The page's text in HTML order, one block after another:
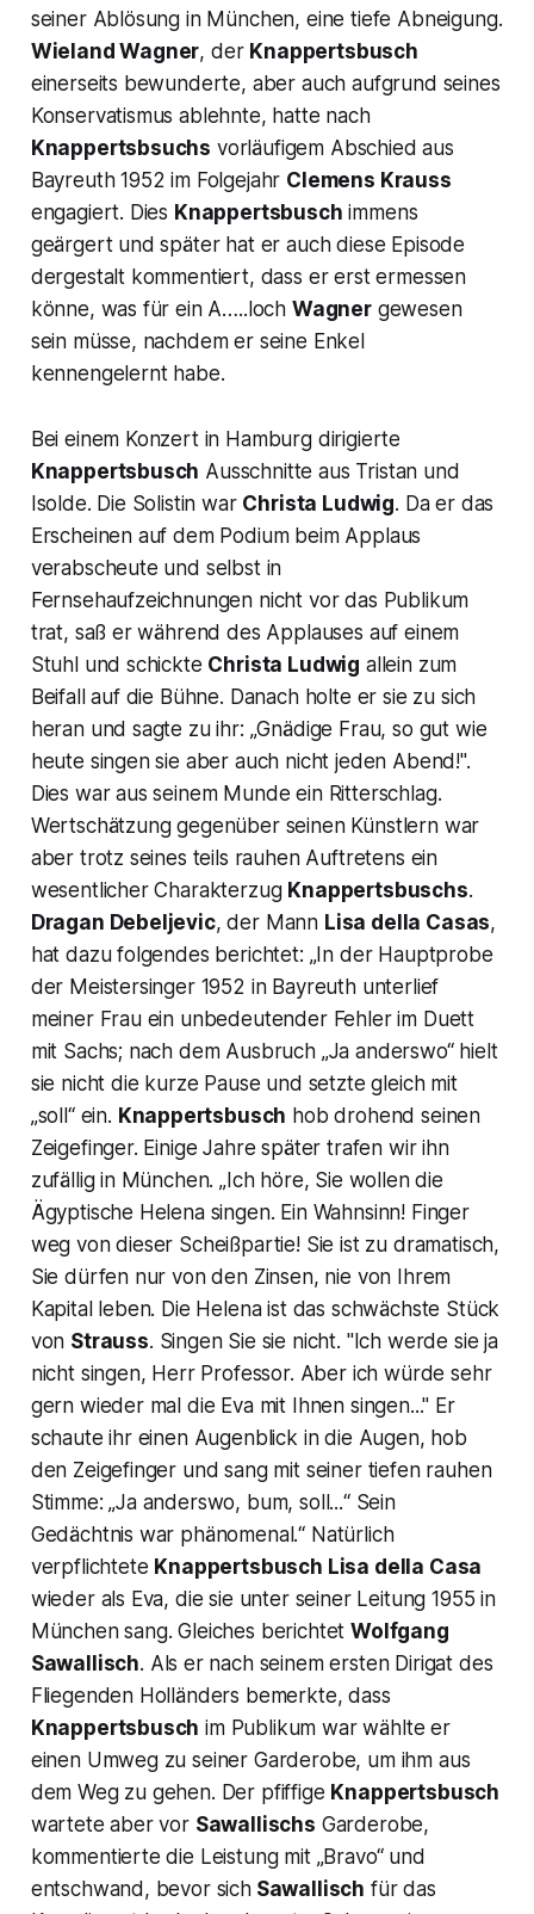
seiner Ablösung in München, eine tiefe Abneigung.
Wieland Wagner, der Knappertsbusch
einerseits bewunderte, aber auch aufgrund seines
Konservatismus ablehnte, hatte nach
Knappertsbsuchs vorläufigem Abschied aus
Bayreuth 1952 im Folgejahr Clemens Krauss
engagiert. Dies Knappertsbusch immens
geärgert und später hat er auch diese Episode
dergestalt kommentiert, dass er erst ermessen
könne, was für ein A…..loch Wagnergewesen
sein müsse, nachdem er seine Enkel
kennengelernt habe.
Bei einem Konzert in Hamburg dirigierte
Knappertsbusch Ausschnitte aus Tristan und
Isolde. Die Solistin war Christa Ludwig. Da er das
Erscheinen auf dem Podium beim Applaus
verabscheute und selbst in
Fernsehaufzeichnungen nicht vor das Publikum
trat, saß er während des Applauses auf einem
Stuhl und schickte Christa Ludwig allein zum
Beifall auf die Bühne. Danach holte er sie zu sich
heran und sagte zu ihr: „Gnädige Frau, so gut wie
heute singen sie aber auch nicht jeden Abend!".
Dies war aus seinem Munde ein Ritterschlag.
Wertschätzung gegenüber seinen Künstlern war
aber trotz seines teils rauhen Auftretens ein
wesentlicher Charakterzug Knappertsbuschs.
Dragan Debeljevic, der Mann Lisa della Casas,
hat dazu folgendes berichtet: „In der Hauptprobe
der Meistersinger 1952 in Bayreuth unterlief
meiner Frau ein unbedeutender Fehler im Duett
mit Sachs; nach dem Ausbruch „Ja anderswo“ hielt
sie nicht die kurze Pause und setzte gleich mit
„soll“ ein. Knappertsbusch hob drohend seinen
Zeigefinger. Einige Jahre später trafen wir ihn
zufällig in München. „Ich höre, Sie wollen die
Ägyptische Helena singen. Ein Wahnsinn! Finger
weg von dieser Scheißpartie! Sie ist zu dramatisch,
Sie dürfen nur von den Zinsen, nie von Ihrem
Kapital leben. Die Helena ist das schwächste Stück
von Strauss. Singen Sie sie nicht. "Ich werde sie ja
nicht singen, Herr Professor. Aber ich würde sehr
gern wieder mal die Eva mit Ihnen singen..." Er
schaute ihr einen Augenblick in die Augen, hob
den Zeigefinger und sang mit seiner tiefen rauhen
Stimme: „Ja anderswo, bum, soll...“ Sein
Gedächtnis war phänomenal.“ Natürlich
verpflichtete Knappertsbusch Lisa della Casa
wieder als Eva, die sie unter seiner Leitung 1955 in
München sang. Gleiches berichtetWolfgang
Sawallisch. Als er nach seinem ersten Dirigat des
Fliegenden Holländers bemerkte, dass
Knappertsbusch im Publikum war wählte er
einen Umweg zu seiner Garderobe, um ihm aus
dem Weg zu gehen. Der pfiffige Knappertsbusch
wartete aber vor Sawallischs Garderobe,
kommentierte die Leistung mit „Bravo“ und
entschwand, bevor sichSawallisch für das